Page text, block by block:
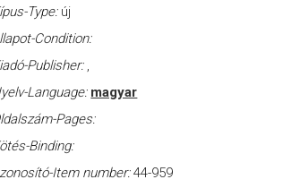
Type: új
Condition:
Publisher: ,
Language: magyar
Pages:
Binding:
Item number:44-959